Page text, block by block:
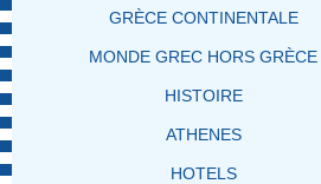
GRÈCE CONTINENTALE
MONDE GREC HORS GRÈCE
HISTOIRE
ATHENES
HOTELS